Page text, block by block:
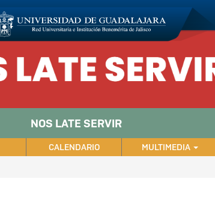
NOS LATE SERVIR
CALENDARIO MULTIMEDIA